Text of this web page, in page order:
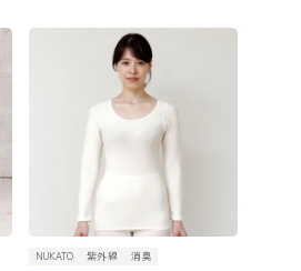
NUKATO 紫外線 消臭